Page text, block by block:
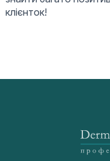
клієнток!